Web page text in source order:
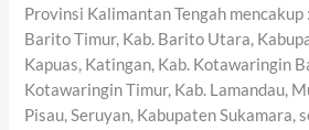
Provinsi Kalimantan Tengah
Barito Timur, Kab. Barito Utara,
Kapuas, Katingan, Kab. Kotawaringin
Kotawaringin Timur, Kab. Lamandau,
Pisau, Seruyan, Kabupaten Sukamara,